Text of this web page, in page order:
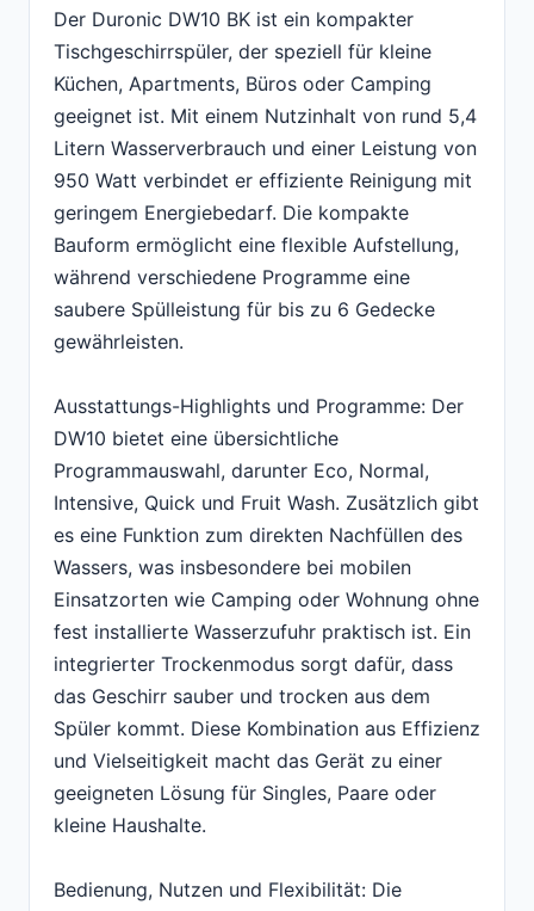
Der Duronic DW10 BK ist ein kompakter
Tischgeschirrspüler, der speziell für kleine
Küchen, Apartments, Büros oder Camping
geeignet ist. Mit einem Nutzinhalt von rund 5,4
Litern Wasserverbrauch und einer Leistung von
950 Watt verbindet er effiziente Reinigung mit
geringem Energiebedarf. Die kompakte
Bauform ermöglicht eine flexible Aufstellung,
während verschiedene Programme eine
saubere Spülleistung für bis zu 6 Gedecke
gewährleisten.
Ausstattungs-Highlights und Programme: Der
DW10 bietet eine übersichtliche
Programmauswahl, darunter Eco, Normal,
Intensive, Quick und Fruit Wash. Zusätzlich gibt
es eine Funktion zum direkten Nachfüllen des
Wassers, was insbesondere bei mobilen
Einsatzorten wie Camping oder Wohnung ohne
fest installierte Wasserzufuhr praktisch ist. Ein
integrierter Trockenmodus sorgt dafür, dass
das Geschirr sauber und trocken aus dem
Spüler kommt. Diese Kombination aus Effizienz
und Vielseitigkeit macht das Gerät zu einer
geeigneten Lösung für Singles, Paare oder
kleine Haushalte.
Bedienung, Nutzen und Flexibilität: Die